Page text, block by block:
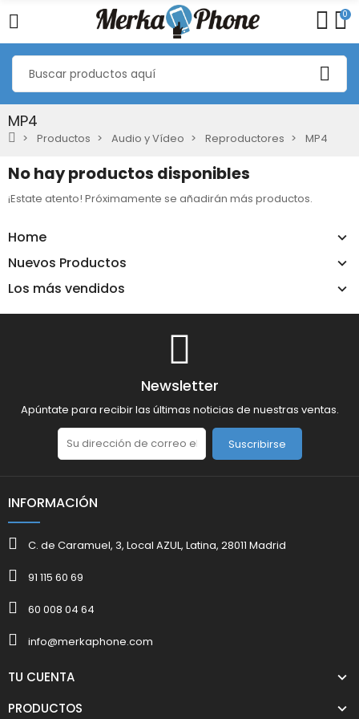
0
MP4
Productos Audio y Vídeo Reproductores MP4
Home
Nuevos Productos
Los más vendidos
No hay productos disponibles
¡Estate atento! Próximamente se añadirán más productos.
Newsletter
Apúntate para recibir las últimas noticias de nuestras ventas.
Suscribirse
INFORMACIÓN
C. de Caramuel, 3, Local AZUL, Latina, 28011 Madrid
91 115 60 69
60 008 04 64
info@merkaphone.com
TU CUENTA
PRODUCTOS